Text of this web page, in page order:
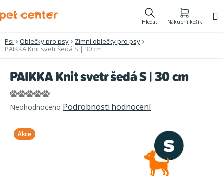
na
Hledat Nákupní košík
Psi Oblečky pro psy
Zimní oblečky pro psy
PAIKKA Knit svetr šedá S | 30 cm
PAIKKA Knit svetr šedá S | 30 cm
Průměrné
hodnocení
je
Neohodnoceno Podrobnosti hodnocení
Akce